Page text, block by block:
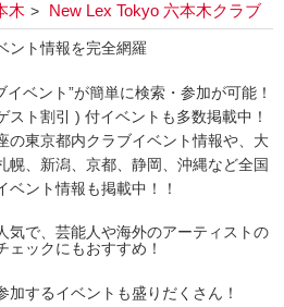
木 New Lex Tokyo 六本木クラブ
ント情報を完全網羅
ベント”が簡単に検索・参加が可能！
ト割引 ) 付イベントも多数掲載中！
の東京都内クラブイベント情報や、大
幌、新潟、京都、静岡、沖縄など全国
ベント情報も掲載中！！
気で、芸能人や海外のアーティストの
ェックにもおすすめ！
加するイベントも盛りだくさん！